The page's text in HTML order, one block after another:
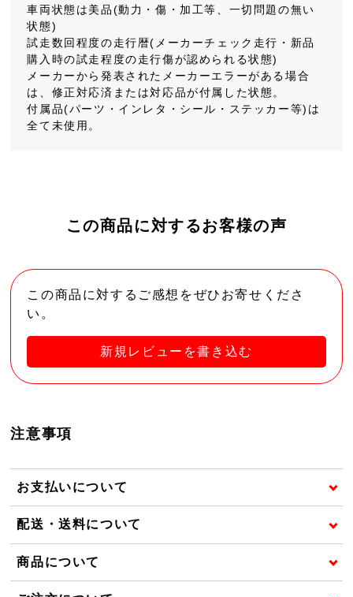
車両状態は美品(動力・傷・加工等、一切問題の無い
状態)
試走数回程度の走行暦(メーカーチェック走行・新品
購入時の試走程度の走行傷が認められる状態)
メーカーから発表されたメーカーエラーがある場合
は、修正対応済または対応品が付属した状態。
付属品(パーツ・インレタ・シール・ステッカー等)は
全て未使用。
この商品に対するお客様の声
この商品に対するご感想をぜひお寄せくださ
い。
新規レビューを書き込む
注意事項
お支払いについて
配送・送料について
商品について